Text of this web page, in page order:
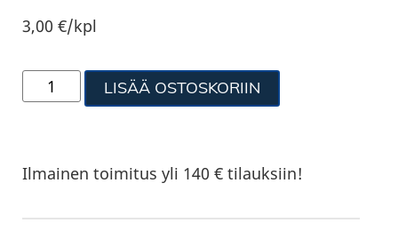
3,00€/kpl
LISÄÄ OSTOSKORIIN
Ilmainen toimitus yli 140 € tilauksiin!